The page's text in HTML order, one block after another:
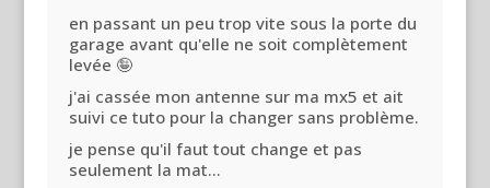
en passant un peu trop vite sous la porte du
garage avant qu'elle ne soit complètement
levée 🤪
j'ai cassée mon antenne sur ma mx5 et ait
suivi ce tuto pour la changer sans problème.
je pense qu'il faut tout change et pas
seulement la mat...